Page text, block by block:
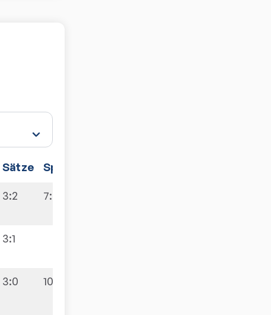
Sätze Spiele
3:2 7:3
3:1
3:0 10:0